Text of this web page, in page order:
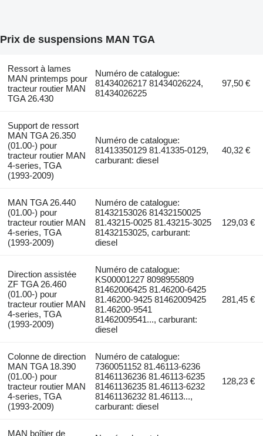
Prix de suspensions MAN TGA
Ressort à lames
MAN printemps pour
tracteur routier MAN
TGA 26.430
Numéro de catalogue:
81434026217 81434026224,
81434026225
97,50 €
Support de ressort
MAN TGA 26.350
(01.00-) pour
tracteur routier MAN
4-series, TGA
(1993-2009)
Numéro de catalogue:
81413350129 81.41335-0129,
carburant: diesel
40,32 €
MAN TGA 26.440
(01.00-) pour
tracteur routier MAN
4-series, TGA
(1993-2009)
Numéro de catalogue:
81432153026 81432150025
81.43215-0025 81.43215-3025
81432153025, carburant:
diesel
129,03 €
Direction assistée
ZF TGA 26.460
(01.00-) pour
tracteur routier MAN
4-series, TGA
(1993-2009)
Numéro de catalogue:
KS00001227 8098955809
81462006425 81.46200-6425
81.46200-9425 81462009425
81.46200-9541
81462009541..., carburant:
diesel
281,45 €
Colonne de direction
MAN TGA 18.390
(01.00-) pour
tracteur routier MAN
4-series, TGA
(1993-2009)
Numéro de catalogue:
7360051152 81.46113-6236
81461136236 81.46113-6235
81461136235 81.46113-6232
81461136232 81.46113...,
carburant: diesel
128,23 €
MAN boîtier de